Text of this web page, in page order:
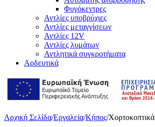
Φυγόκεντρες
Αντλίες υποβρύχιες
Αντλίες μεταγγίσεων
Αντλίες 12V
Αντλίες λυμάτων
Αντλητικά συγκροτήματα
Αρδευτικά
Αρχική Σελίδα/Εργαλεία/Κήπος/Χορτοκοπτικά